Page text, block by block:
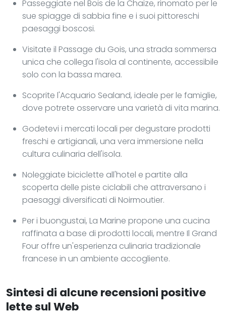
Passeggiate nel Bois de la Chaize, rinomato per le
sue spiagge di sabbia fine e i suoi pittoreschi
paesaggi boscosi.
Visitate il Passage du Gois, una strada sommersa
unica che collega l'isola al continente, accessibile
solo con la bassa marea.
Scoprite l'Acquario Sealand, ideale per le famiglie,
dove potrete osservare una varietà di vita marina.
Godetevi i mercati locali per degustare prodotti
freschi e artigianali, una vera immersione nella
cultura culinaria dell'isola.
Noleggiate biciclette all'hotel e partite alla
scoperta delle piste ciclabili che attraversano i
paesaggi diversificati di Noirmoutier.
Per i buongustai, La Marine propone una cucina
raffinata a base di prodotti locali, mentre Il Grand
Four offre un'esperienza culinaria tradizionale
francese in un ambiente accogliente.
Sintesi di alcune recensioni positive
lette sul Web